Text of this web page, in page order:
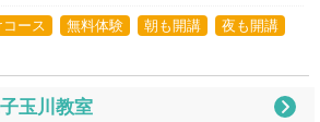
ース 無料体験 朝も開講
夜も開講
玉川教室